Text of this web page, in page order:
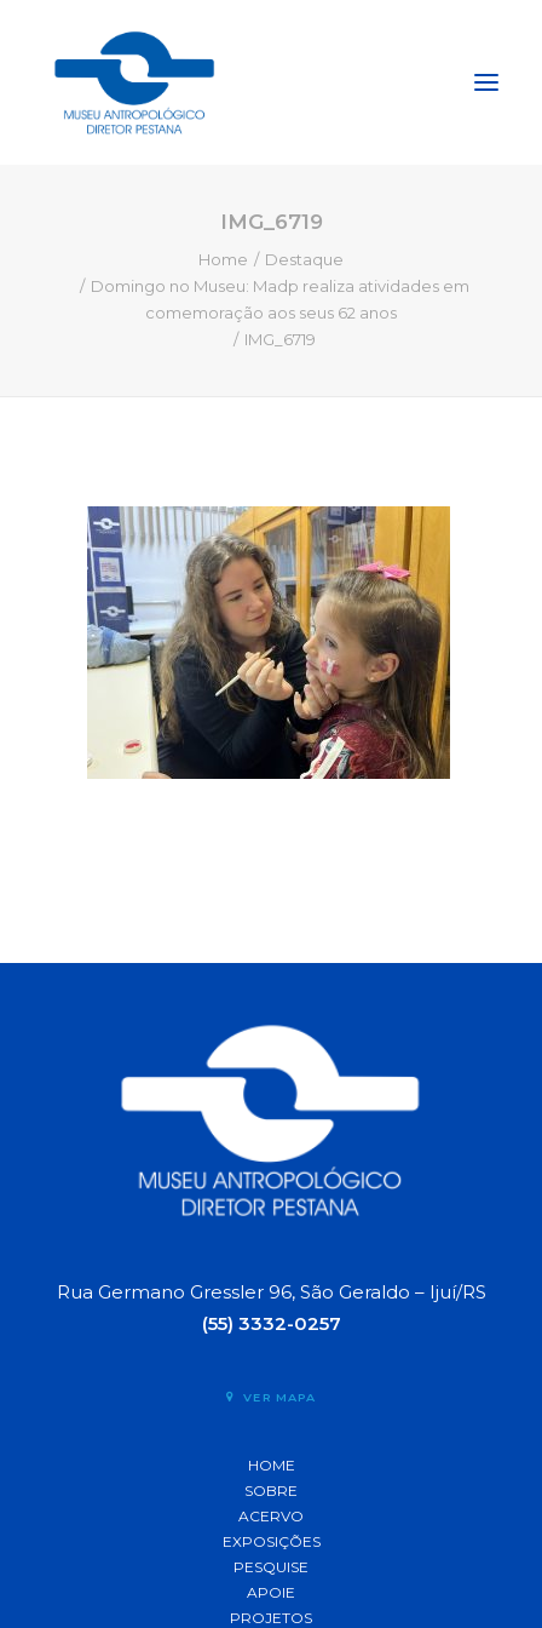
Conecte
Buscar
IMG_6719
Home
Destaque
Domingo no Museu: Madp realiza atividades em
comemoração aos seus 62 anos
IMG_6719
Rua Germano Gressler 96, São Geraldo – Ijuí/RS
(55) 3332-0257
VER MAPA
HOME
SOBRE
ACERVO
EXPOSIÇÕES
PESQUISE
APOIE
PROJETOS